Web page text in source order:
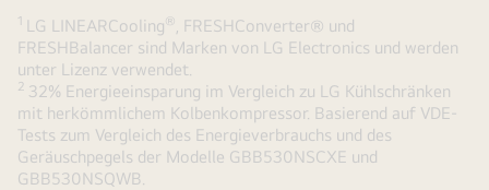
1 LG LINEARCooling ® , FRESHConverter® und
FRESHBalancer sind Marken von LG Electronics und werden
unter Lizenz verwendet.
2 32% Energieeinsparung im Vergleich zu LG Kühlschränken
mit herkömmlichem Kolbenkompressor. Basierend auf VDE-
Tests zum Vergleich des Energieverbrauchs und des
Geräuschpegels der Modelle GBB530NSCXE und
GBB530NSQWB.